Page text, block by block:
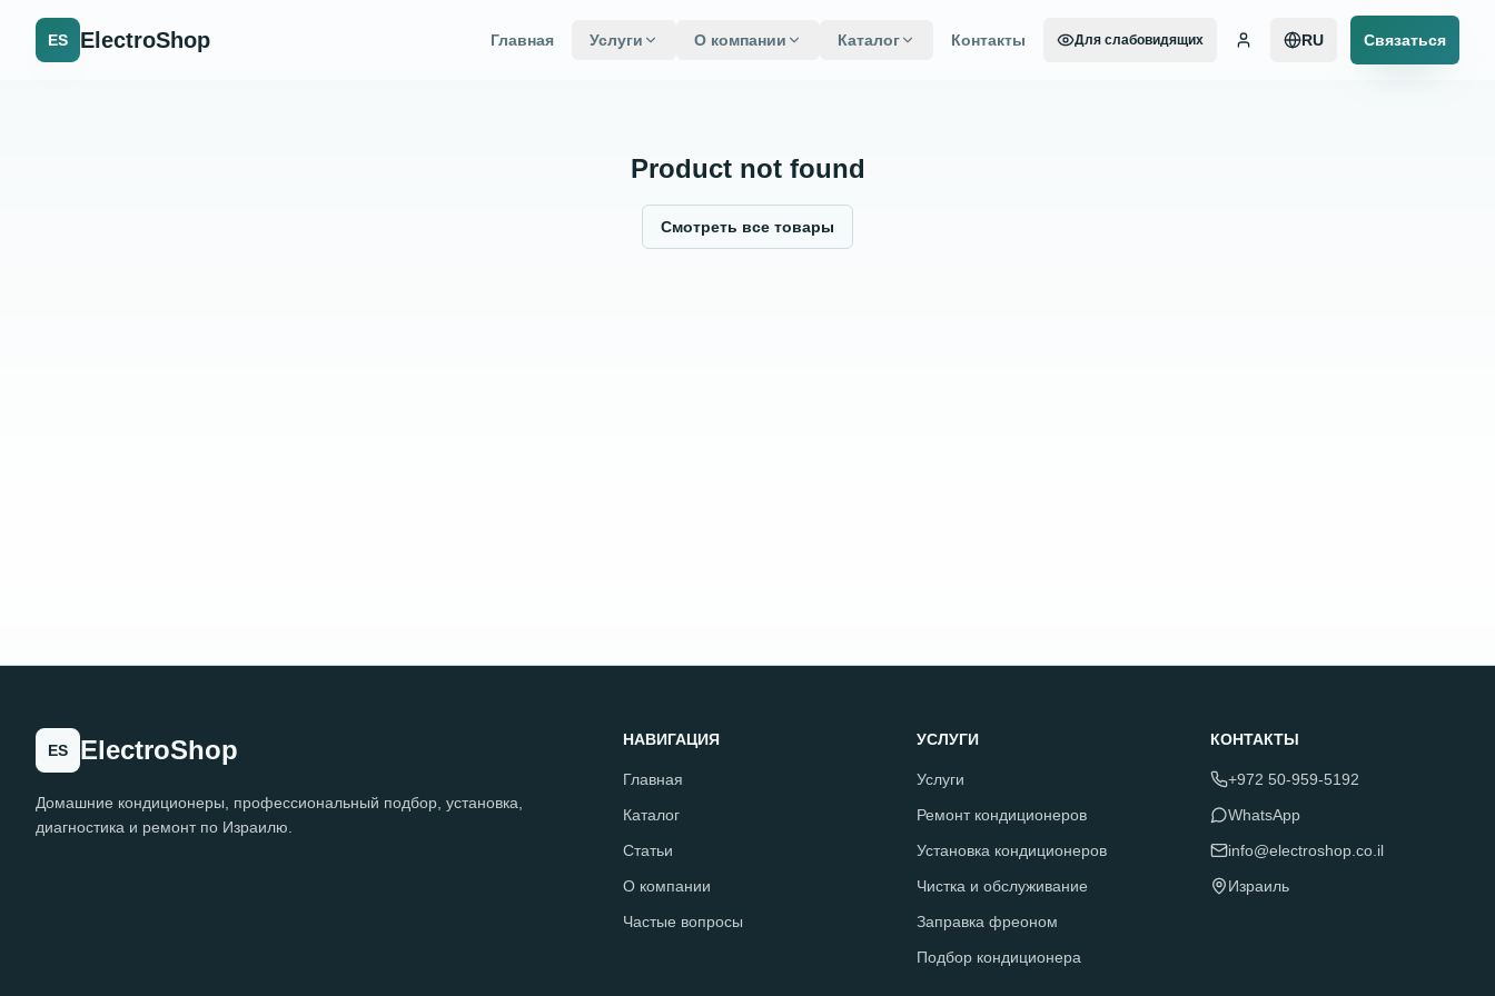
ES ElectroShop Главная Услуги О компании Каталог Контакты Для слабовидящих RU Связаться
Product not found
Смотреть все товары
ES ElectroShop
Домашние кондиционеры, профессиональный подбор, установка,
диагностика и ремонт по Израилю.
НАВИГАЦИЯ
Главная
Каталог
Статьи
О компании
Частые вопросы
УСЛУГИ
Услуги
Ремонт кондиционеров
Установка кондиционеров
Чистка и обслуживание
Заправка фреоном
Подбор кондиционера
КОНТАКТЫ
+972 50-959-5192
WhatsApp
info@electroshop.co.il
Израиль